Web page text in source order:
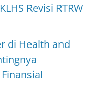
Revisi RTRW
di Health and